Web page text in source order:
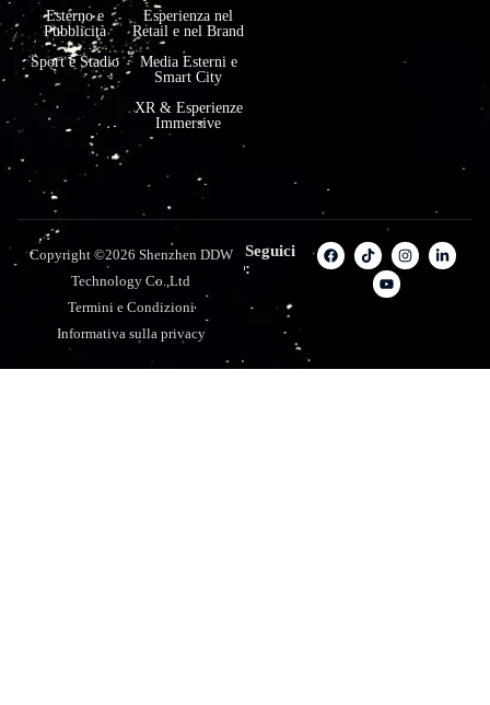
Esterno e
Pubblicità
Sport e Stadio
Esperienza nel
Retail e nel Brand
Media Esterni e
Smart City
XR & Esperienze
Immersive
Copyright ©2026 Shenzhen DDW
Technology Co.,Ltd
Termini e Condizioni
Informativa sulla privacy
Seguici
: